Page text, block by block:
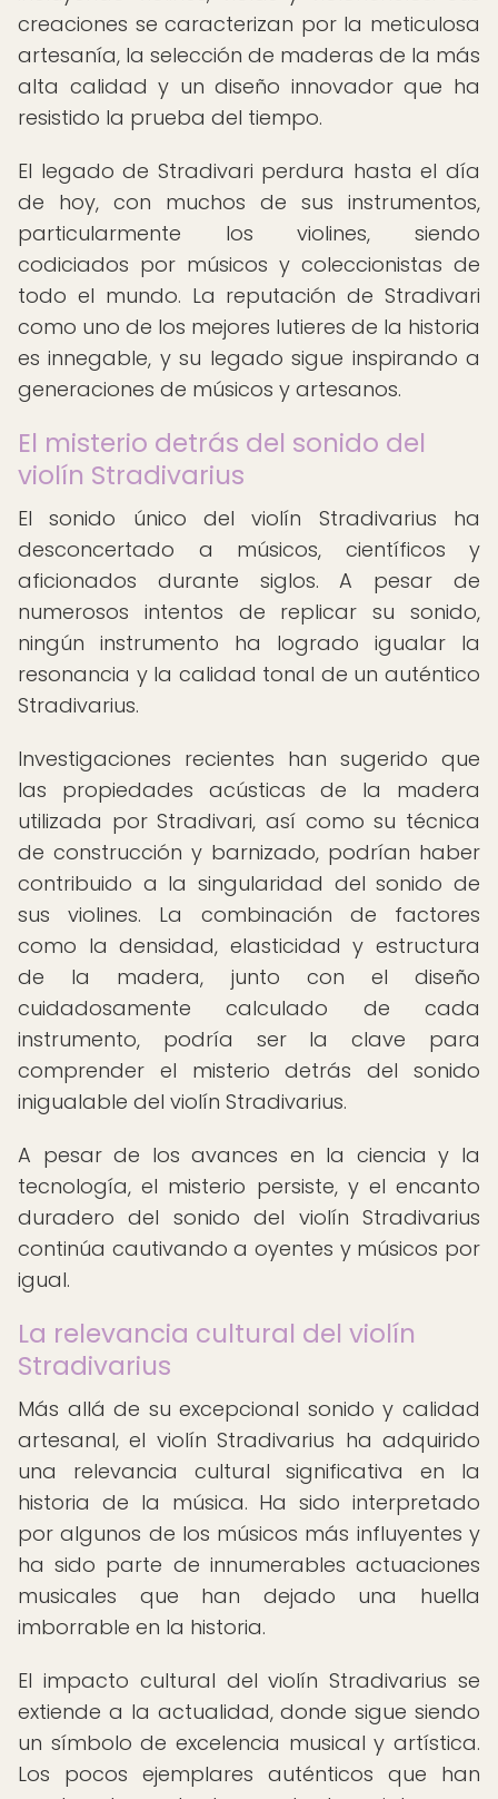
creaciones se caracterizan por la meticulosa
artesanía, la selección de maderas de la más
alta calidad y un diseño innovador que ha
resistido la prueba del tiempo.
El legado de Stradivari perdura hasta el día
de hoy, con muchos de sus instrumentos,
particularmente los violines, siendo
codiciados por músicos y coleccionistas de
todo el mundo. La reputación de Stradivari
como uno de los mejores lutieres de la historia
es innegable, y su legado sigue inspirando a
generaciones de músicos y artesanos.
El misterio detrás del sonido del
violín Stradivarius
El sonido único del violín Stradivarius ha
desconcertado a músicos, científicos y
aficionados durante siglos. A pesar de
numerosos intentos de replicar su sonido,
ningún instrumento ha logrado igualar la
resonancia y la calidad tonal de un auténtico
Stradivarius.
Investigaciones recientes han sugerido que
las propiedades acústicas de la madera
utilizada por Stradivari, así como su técnica
de construcción y barnizado, podrían haber
contribuido a la singularidad del sonido de
sus violines. La combinación de factores
como la densidad, elasticidad y estructura
de la madera, junto con el diseño
cuidadosamente calculado de cada
instrumento, podría ser la clave para
comprender el misterio detrás del sonido
inigualable del violín Stradivarius.
A pesar de los avances en la ciencia y la
tecnología, el misterio persiste, y el encanto
duradero del sonido del violín Stradivarius
continúa cautivando a oyentes y músicos por
igual.
La relevancia cultural del violín
Stradivarius
Más allá de su excepcional sonido y calidad
artesanal, el violín Stradivarius ha adquirido
una relevancia cultural significativa en la
historia de la música. Ha sido interpretado
por algunos de los músicos más influyentes y
ha sido parte de innumerables actuaciones
musicales que han dejado una huella
imborrable en la historia.
El impacto cultural del violín Stradivarius se
extiende a la actualidad, donde sigue siendo
un símbolo de excelencia musical y artística.
Los pocos ejemplares auténticos que han